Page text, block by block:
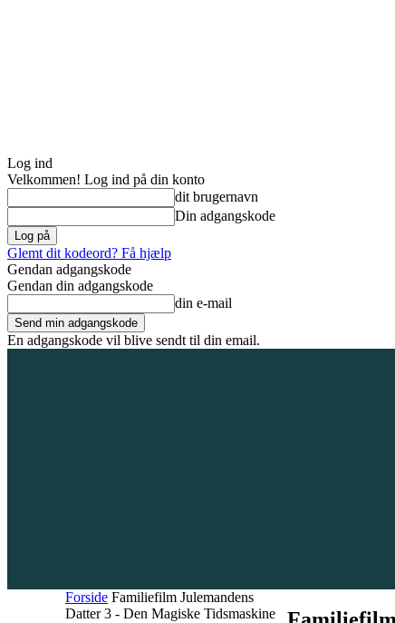
Log ind
Velkommen! Log ind på din konto
dit brugernavn
Din adgangskode
Glemt dit kodeord? Få hjælp
Gendan adgangskode
Gendan din adgangskode
din e-mail
En adgangskode vil blive sendt til din email.
Forside Familiefilm Julemandens
Datter 3 - Den Magiske Tidsmaskine